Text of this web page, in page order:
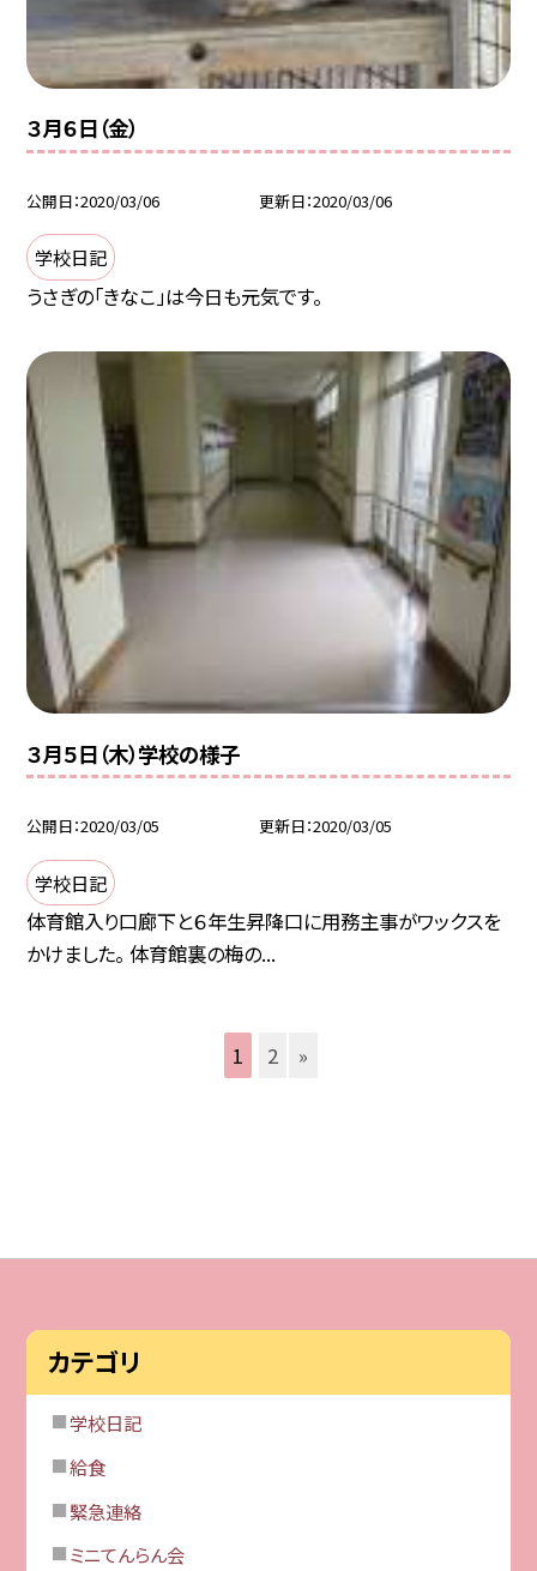
３月６日（金）
公開日 2020/03/06 更新日 2020/03/06
学校日記
うさぎの「きなこ」は今日も元気です。
３月５日（木）学校の様子
公開日 2020/03/05 更新日 2020/03/05
学校日記
体育館入り口廊下と６年生昇降口に用務主事がワックスを
かけました。 体育館裏の梅の...
1 2 »
カテゴリ
学校日記
給食
緊急連絡
ミニてんらん会